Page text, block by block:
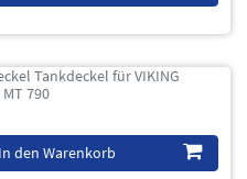
Tankdeckel für VIKING
790
In den Warenkorb